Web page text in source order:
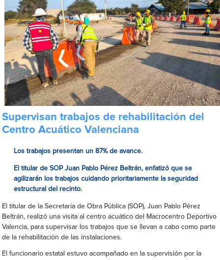
Supervisan trabajos de rehabilitación del
Centro Acuático Valenciana
Los trabajos presentan un 87% de avance.
El titular de SOP Juan Pablo Pérez Beltrán, enfatizó que se
agilizarán los trabajos cuidando prioritariamente la seguridad
estructural del recinto.
El titular de la Secretaría de Obra Pública (SOP), Juan Pablo Pérez
Beltrán, realizó una visita al centro acuático del Macrocentro Deportivo
Valencia, para supervisar los trabajos que se llevan a cabo como parte
de la rehabilitación de las instalaciones.
El funcionario estatal estuvo acompañado en la supervisión por la